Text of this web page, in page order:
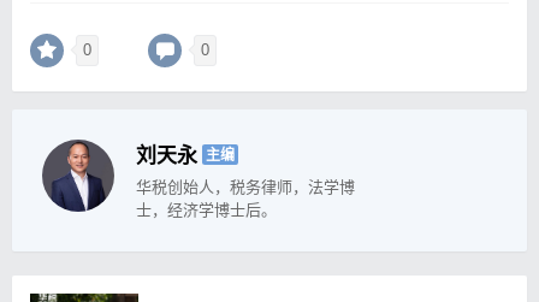
0 0
刘天永 主编
华税创始人，税务律师，法学博
士，经济学博士后。